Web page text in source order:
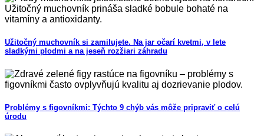
Užitočný muchovník si zamilujete. Na jar očarí kvetmi, v lete
sladkými plodmi a na jeseň rozžiari záhradu
Problémy s figovníkmi: Týchto 9 chýb vás môže pripraviť o celú
úrodu